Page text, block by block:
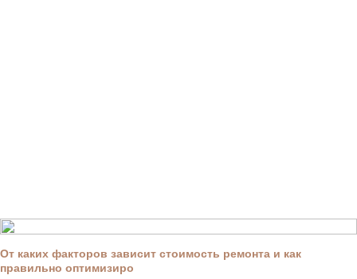
От каких факторов зависит стоимость ремонта и как
правильно оптимизиро